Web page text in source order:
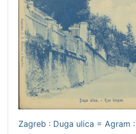
Zagreb : Duga ulica = Agram